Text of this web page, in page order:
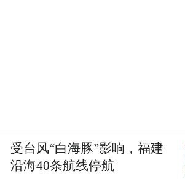
受台风“白海豚”影响，福建
沿海40条航线停航